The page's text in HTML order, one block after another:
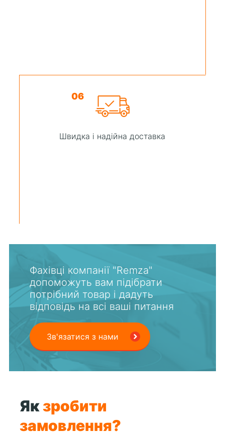
06
Швидка і надійна доставка
Фахівці компанії "Remza"
допоможуть вам підібрати
потрібний товар і дадуть
відповідь на всі ваші питання
Зв'язатися з нами
Якзробити
замовлення?